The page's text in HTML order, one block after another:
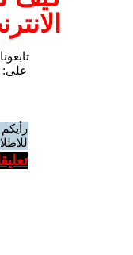
تابعونا
على: